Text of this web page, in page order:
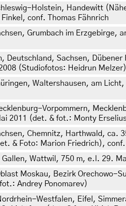
Holstein, Handewitt
conf. Thomas Fähnrich
Grumbach im
Deutschland, Sachsen,
(Studiofotos: Heidrun
Waltershausen, am
Vorpommern,
2011 (det. & fot.: Monty
Chemnitz, Harthwald, ca.
& Foto: Marion Friedrich),
Gallen, Wattwil, 750 m, e.l. 29.
Moskau, Bezirk Orechowo-
Andrey Ponomarev)
Westfalen, Eifel,